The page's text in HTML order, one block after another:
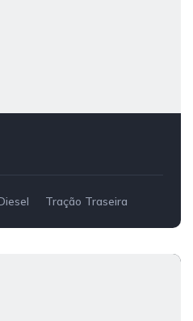
Tração Traseira